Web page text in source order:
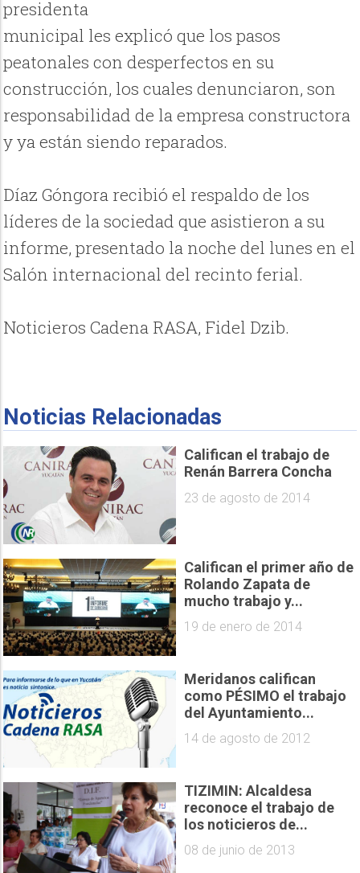
presidenta
municipal les explicó que los pasos
peatonales con desperfectos en su
construcción, los cuales denunciaron, son
responsabilidad de la empresa constructora
y ya están siendo reparados.
Díaz Góngora recibió el respaldo de los
líderes de la sociedad que asistieron a su
informe, presentado la noche del lunes en el
Salón internacional del recinto ferial.
Noticieros Cadena RASA, Fidel Dzib.
Noticias Relacionadas
Califican el trabajo de
Renán Barrera Concha
23 de agosto de 2014
Califican el primer año de
Rolando Zapata de
mucho trabajo y...
19 de enero de 2014
Meridanos califican
como PÉSIMO el trabajo
del Ayuntamiento...
14 de agosto de 2012
TIZIMIN: Alcaldesa
reconoce el trabajo de
los noticieros de...
08 de junio de 2013